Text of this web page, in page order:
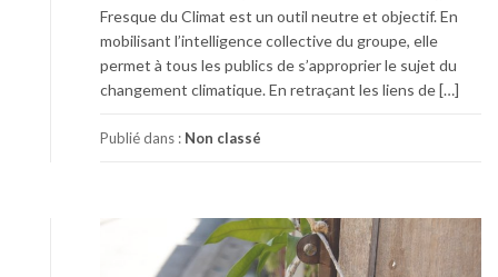
Fresque du Climat est un outil neutre et objectif. En
mobilisant l’intelligence collective du groupe, elle
permet à tous les publics de s’approprier le sujet du
changement climatique. En retraçant les liens de […]
Publié dans : Non classé